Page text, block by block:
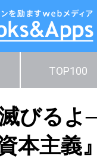
TOP100
びるよ
本主義